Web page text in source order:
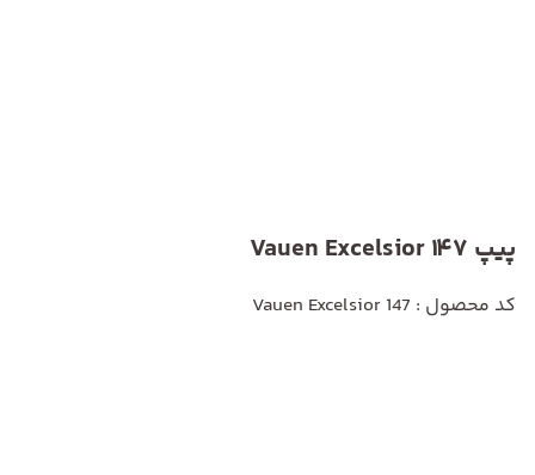
پیپ Vauen Excelsior 147
کد محصول : Vauen Excelsior 147